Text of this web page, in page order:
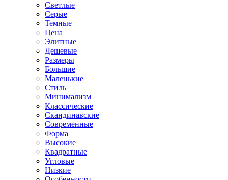
Светлые
Серые
Темные
Цена
Элитные
Дешевые
Размеры
Большие
Маленькие
Стиль
Минимализм
Классические
Скандинавские
Современные
Форма
Высокие
Квадратные
Угловые
Низкие